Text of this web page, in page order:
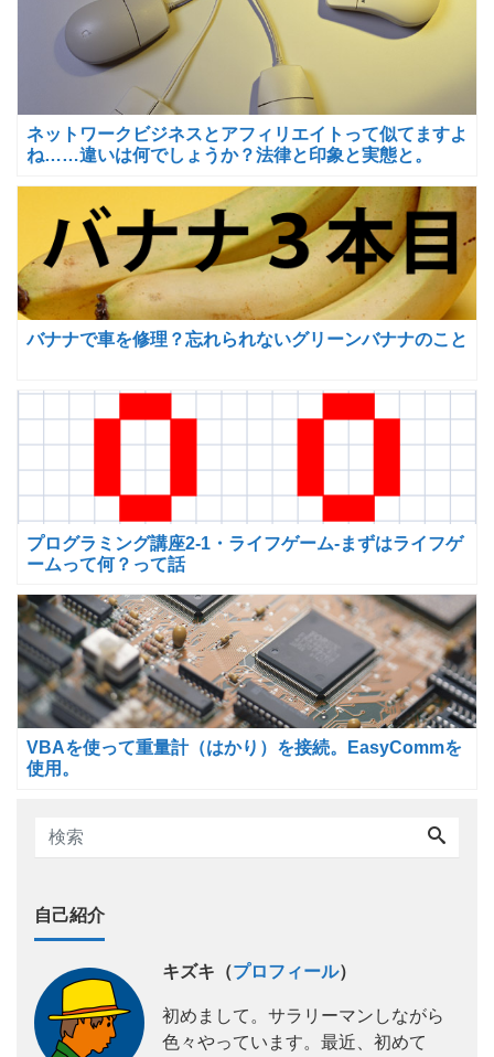
ネットワークビジネスとアフィリエイトって似てますよ
ね……違いは何でしょうか？法律と印象と実態と。
バナナで車を修理？忘れられないグリーンバナナのこと
プログラミング講座2-1・ライフゲーム-まずはライフゲ
ームって何？って話
VBAを使って重量計（はかり）を接続。EasyCommを
使用。
自己紹介
キズキ（プロフィール）
初めまして。サラリーマンしながら
色々やっています。最近、初めて